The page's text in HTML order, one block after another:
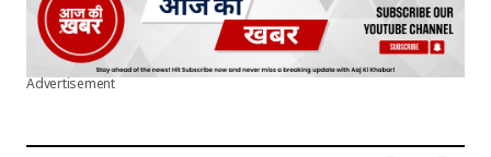
Advertisement